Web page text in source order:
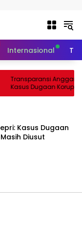
Internasional
Transparansi
Kasus Dugaan Korupsi
Tanjungpinang yang
Kasus Dugaan
Diusut